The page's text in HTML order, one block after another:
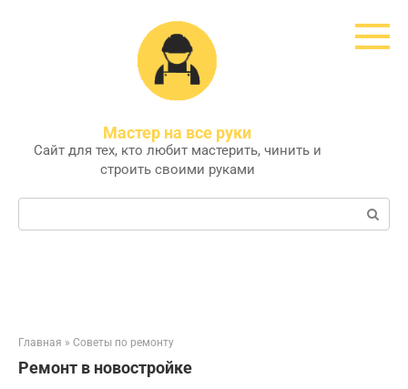
Мастер на все руки
Сайт для тех, кто любит мастерить, чинить и
строить своими руками
Поиск:
Главная » Советы по ремонту
Ремонт в новостройке